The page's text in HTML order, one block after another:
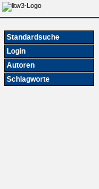
Standardsuche
Login
Autoren
Schlagworte